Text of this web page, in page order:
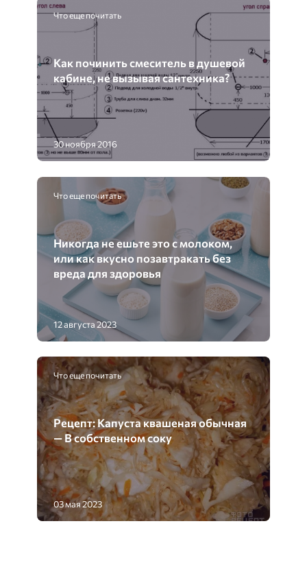
Что еще почитать
Как починить смеситель в душевой
кабине, не вызывая сантехника?
30 ноября 2016
Что еще почитать
Никогда не ешьте это с молоком,
или как вкусно позавтракать без
вреда для здоровья
12 августа 2023
Что еще почитать
Рецепт: Капуста квашеная обычная
— В собственном соку
03 мая 2023